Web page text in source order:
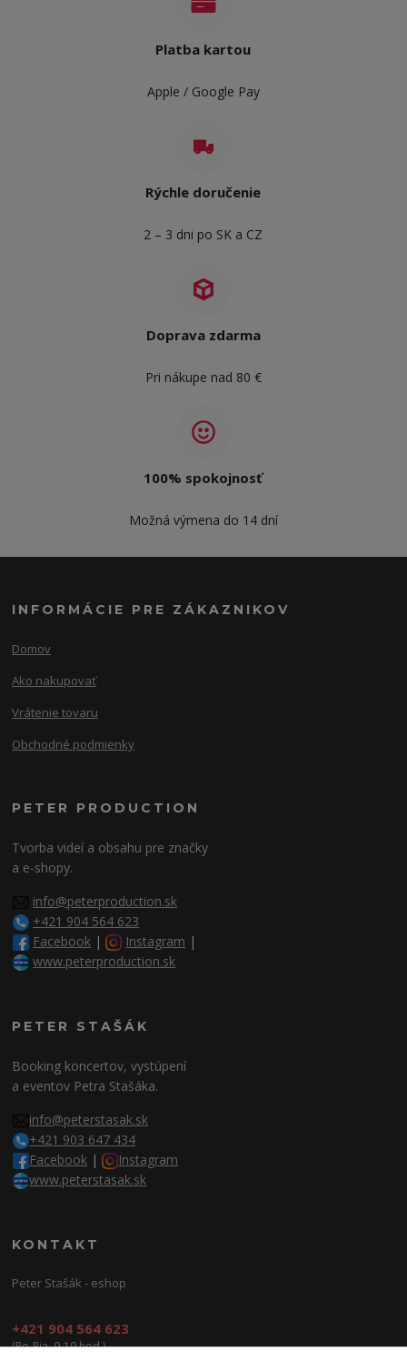
Platba kartou
Apple / Google Pay
Rýchle doručenie
2 – 3 dni po SK a CZ
Doprava zdarma
Pri nákupe nad 80 €
100% spokojnosť
Možná výmena do 14 dní
INFORMÁCIE PRE ZÁKAZNIKOV
Domov
Ako nakupovať
Vrátenie tovaru
Obchodné podmienky
PETER PRODUCTION
Tvorba videí a obsahu pre značky
a e-shopy.
info@peterproduction.sk
+421 904 564 623
Facebook | Instagram |
www.peterproduction.sk
PETER STAŠÁK
Booking koncertov, vystúpení
a eventov Petra Stašáka.
info@peterstasak.sk
+421 903 647 434
Facebook |
Instagram
www.peterstasak.sk
KONTAKT
Peter Stašák - eshop
+421 904 564 623
(Po-Pia, 9-19 hod.)